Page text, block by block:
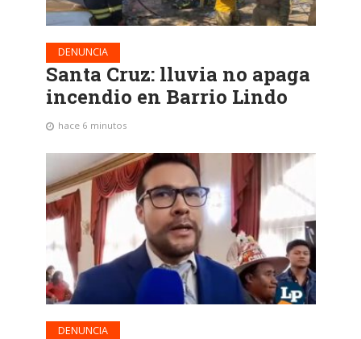
DENUNCIA
Santa Cruz: lluvia no apaga
incendio en Barrio Lindo
hace 6 minutos
DENUNCIA